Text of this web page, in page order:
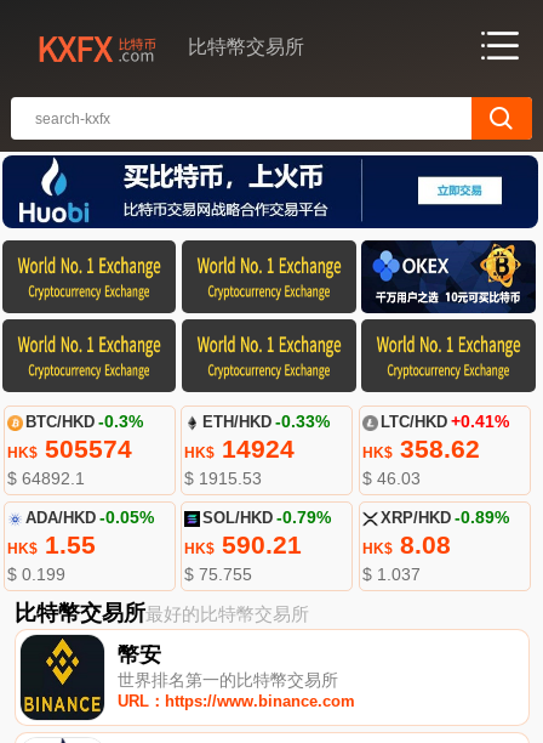
比特幣交易所
BTC/HKD -0.3%
HK$505574
$ 64892.1
ETH/HKD -0.33%
HK$ 14924
$ 1915.53
LTC/HKD +0.41%
HK$358.62
$ 46.03
ADA/HKD -0.05%
HK$1.55
$ 0.199
SOL/HKD -0.79%
HK$ 590.21
$ 75.755
XRP/HKD -0.89%
HK$8.08
$ 1.037
比特幣交易所最好的比特幣交易所
幣安
世界排名第一的比特幣交易所
URL：https://www.binance.com